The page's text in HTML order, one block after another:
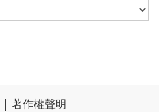
| 著作權聲明